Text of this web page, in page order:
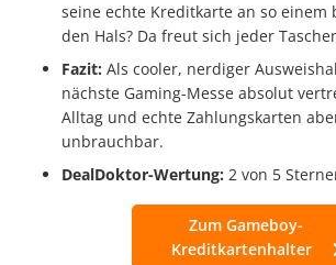
seine echte Kreditkarte an so einem
den Hals? Da freut sich jeder
Fazit: Als cooler, nerdiger
nächste Gaming-Messe absolut
Alltag und echte Zahlungskarten
unbrauchbar.
DealDoktor-Wertung: 2 von 5
Zum Gameboy-
Kreditkartenhalter